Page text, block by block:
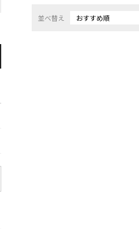
並べ替え おすすめ順